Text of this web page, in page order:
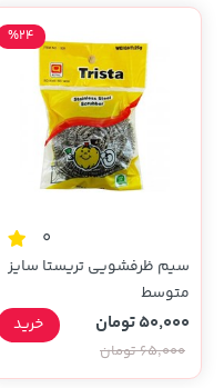
0
سیم ظرفشویی تریستا سایز
متوسط
%24
50,000 تومان
65,000 تومان
خرید